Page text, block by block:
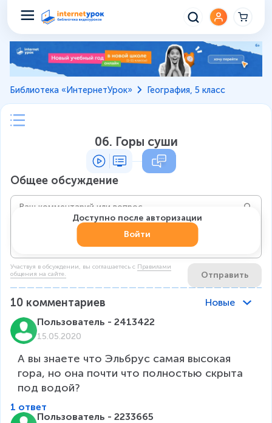
Библиотека «ИнтернетУрок» География, 5 класс
06. Горы суши
Общее обсуждение
Участвуя в обсуждении, вы соглашаетесь c Правилами
общения на сайте.
Отправить
Доступно после авторизации
Войти
10 комментариев
Новые
Пользователь - 2413422
15.05.2020
А вы знаете что Эльбрус самая высокая
гора, но она почти что полностью скрыта
под водой?
1 ответ
Пользователь - 2233665